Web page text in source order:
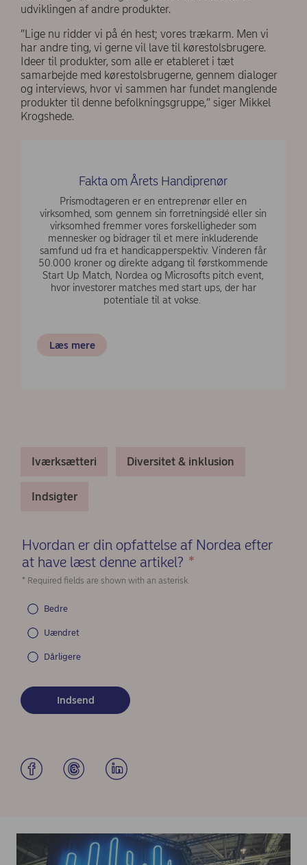
udviklingen af andre produkter.
”Lige nu ridder vi på én hest; vores trækarm. Men vi
har andre ting, vi gerne vil lave til kørestolsbrugere.
Ideer til produkter, som alle er etableret i tæt
samarbejde med kørestolsbrugerne, gennem dialoger
og interviews, hvor vi sammen har fundet manglende
produkter til denne befolkningsgruppe,” siger Mikkel
Krogshede.
Fakta om Årets Handiprenør
Prismodtageren er en entreprenør eller en
virksomhed, som gennem sin forretningsidé eller sin
virksomhed fremmer vores forskelligheder som
mennesker og bidrager til et mere inkluderende
samfund ud fra et handicapperspektiv. Vinderen får
50.000 kroner og direkte adgang til førstkommende
Start Up Match, Nordea og Microsofts pitch event,
hvor investorer matches med start ups, der har
potentiale til at vokse.
Læs mere
Iværksætteri Diversitet & inklusion
Indsigter
Hvordan er din opfattelse af Nordea efter
at have læst denne artikel? *
* Required fields are shown with an asterisk.
Bedre
Uændret
Dårligere